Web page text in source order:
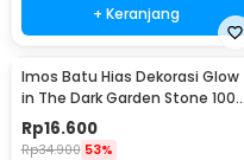
+ Keranjang
Imos Batu Hias Dekorasi Glow
in The Dark Garden Stone 100
PCS - HC0043
Rp16.600
Rp34.900 53%